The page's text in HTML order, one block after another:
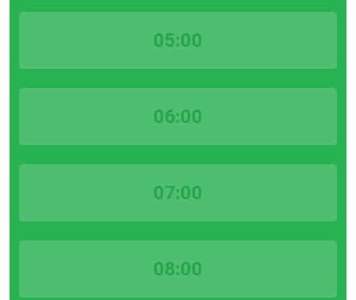
05:00
06:00
07:00
08:00